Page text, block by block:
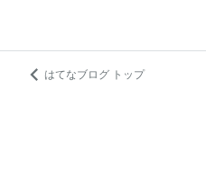
はてなブログ トップ